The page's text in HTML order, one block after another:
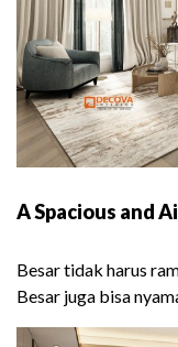
A Spacious and
Besar tidak harus
Besar juga bisa